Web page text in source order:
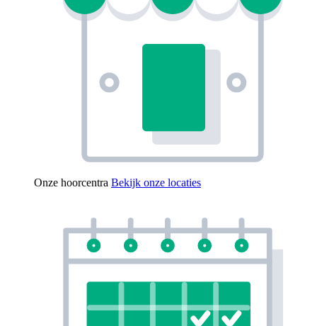
Onze hoorcentra Bekijk onze locaties